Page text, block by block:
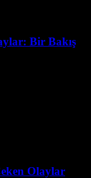
Bir Bakış
Olaylar